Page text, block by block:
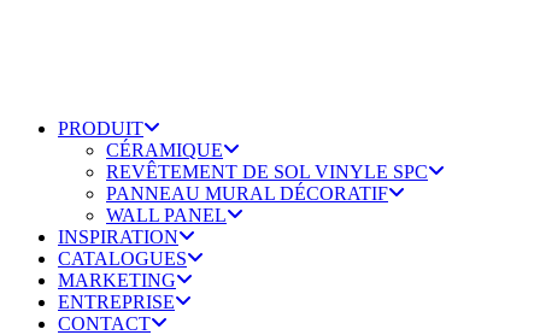
PRODUIT
CÉRAMIQUE
REVÊTEMENT DE SOL VINYLE SPC
PANNEAU MURAL DÉCORATIF
WALL PANEL
INSPIRATION
CATALOGUES
MARKETING
ENTREPRISE
CONTACT